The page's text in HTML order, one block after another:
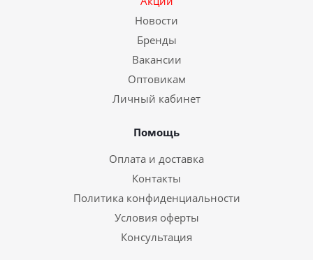
Новости
Бренды
Вакансии
Оптовикам
Личный кабинет
Помощь
Оплата и доставка
Контакты
Политика конфиденциальности
Условия оферты
Консультация